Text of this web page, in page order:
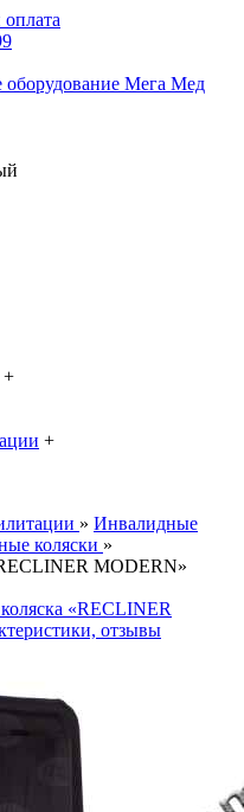
+
+
» Инвалидные
коляски »
MODERN»